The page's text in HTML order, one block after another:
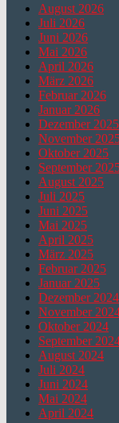
August 2026
Juli 2026
Juni 2026
Mai 2026
April 2026
März 2026
Februar 2026
Januar 2026
Dezember 2025
November
Oktober 2025
September
August 2025
Juli 2025
Juni 2025
Mai 2025
April 2025
März 2025
Februar 2025
Januar 2025
Dezember 2024
November
Oktober 2024
September
August 2024
Juli 2024
Juni 2024
Mai 2024
April 2024